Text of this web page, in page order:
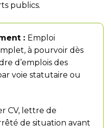
publics.
: Emploi
à pourvoir dès
d’emplois des
voie statutaire ou
CV, lettre de
de situation avant